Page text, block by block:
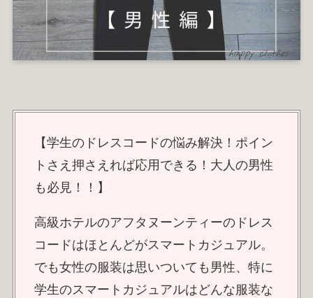
【学生のドレスコードの悩み解決！ポイン
トさえ押さえれば応用できる！大人の男性
も必見！！】
高級ホテルのアフタヌーンティーのドレス
コードはほとんどがスマートカジュアル。
でも女性の服装は思いついても男性、特に
学生のスマートカジュアルはどんな服装な